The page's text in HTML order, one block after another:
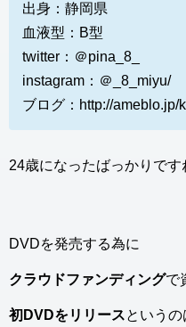
出身：静岡県
血液型：B型
twitter：＠pina_8_
instagram：＠_8_miyu/
ブログ：http://ameblo.jp/
24歳になったばっかりです
DVDを発売する為に
クラウドファンディングで
初DVDをリリースというの